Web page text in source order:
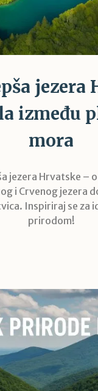
jezera
između
mora
jezera Hrvatske –
i Crvenog jezera
Inspiriraj se za
prirodom!